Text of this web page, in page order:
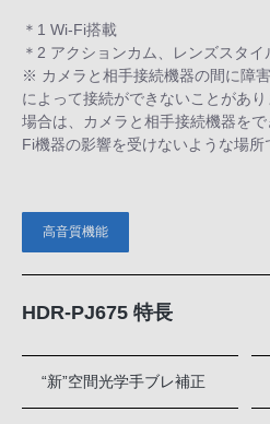
＊1 Wi-Fi搭載
＊2 アクションカム、レンズスタ
※ カメラと相手接続機器の間に障
によって接続ができないことがあ
場合は、カメラと相手接続機器を
Fi機器の影響を受けないような場
高音質機能
HDR-PJ675 特長
“新”空間光学手ブレ補正